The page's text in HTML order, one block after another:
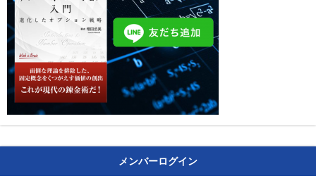
メンバーログイン